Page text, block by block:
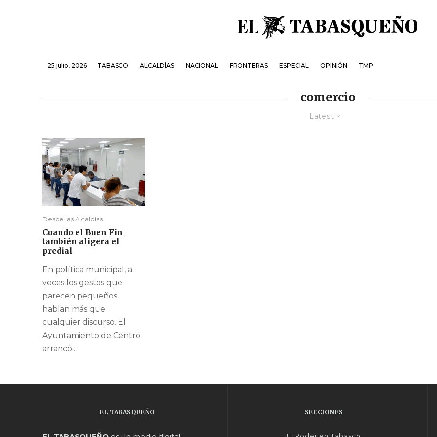
25 julio, 2026 TABASCO ALCALDÍAS NACIONAL FRONTERAS ESPECIAL OPINIÓN TMP
comercio
Latest
Desde las Alcaldías
Cuando el Buen Fin
también aligera el
predial
En política municipal, a
veces los gestos que
parecen pequeños
hablan más que
cualquier discurso. El
Ayuntamiento de Centro
arrancó...
EL TABASQUEÑO SECCIONES